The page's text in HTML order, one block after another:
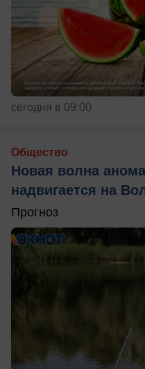
сегодня в 09:00
Общество
Новая волна
надвигается на
Прогноз